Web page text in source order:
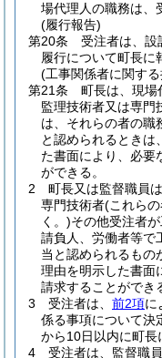
場代理人の職務は、
(履行報告)
第20条
受注者は、設
履行について町長に
(工事関係者に関す
第21条
町長は、現場
監理技術者又は専門
は、それらの者の職
と認められるときは
た書面により、必要
ができる。
2
町長又は監督職員
専門技術者(これら
く。)その他受注者
請負人、労働者等で
当と認められるもの
理由を明示した書面
請求することができ
3
受注者は、 前2項に
係る事項について決
から10日以内に町長
4
受注者は、監督職